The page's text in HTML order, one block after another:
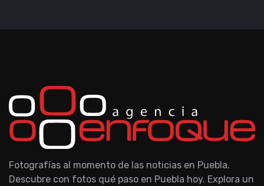
Fotografías al momento de las noticias en Puebla.
Descubre con fotos qué paso en Puebla hoy. Explora un